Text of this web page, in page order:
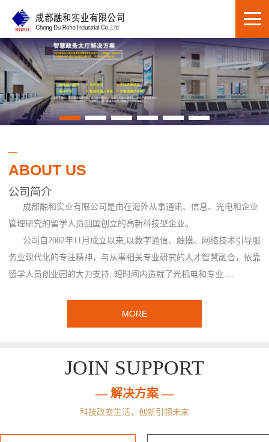
ABOUT US
公司简介
成都融和实业有限公司是由在海外从事通讯、信息、光电和企业
管理研究的留学人员回国创立的高新科技型企业。
公司自2002年11月成立以来,以数字通信、触摸、网络技术引导服
务业现代化的专注精神，与从事相关专业研究的人才智慧融合，依靠
留学人员创业园的大力支持, 短时间内造就了光机电和专业 …
MORE
JOIN SUPPORT
— 解决方案 —
科技改变生活，创新引领未来